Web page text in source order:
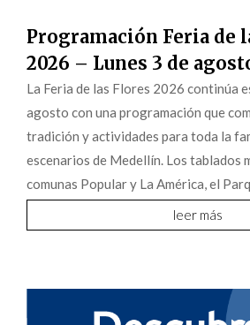
Programación Feria de
2026 – Lunes 3 de
La Feria de las Flores 2026 continúa
agosto con una programación que
tradición y actividades para toda la
escenarios de Medellín. Los tablados
comunas Popular y La América, el
leer más